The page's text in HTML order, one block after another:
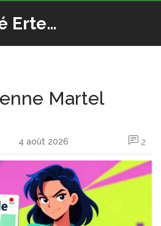
Espace Santé Ertedis
Martel
4 août 2026 2